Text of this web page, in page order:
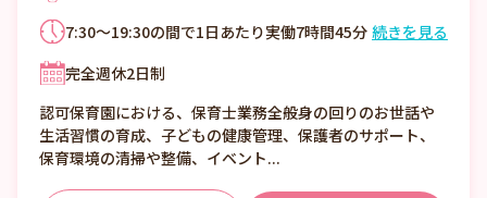
7:30～19:30の間で1日あたり実働7時間45分
単位の変形労働時間制 ※月平均実働157時間
～17:00 8:30～18:30ほか ■残業ほぼゼロ／
持ち帰りなし 【残業時間削減への取り組
み】 ・タブレットや保育システムを導入
し、保育のデジタル化を進めています。 ・複
続きを見る
完全週休2日制
認可保育園における、保育士業務全般身の回りのお世話や
生活習慣の育成、子どもの健康管理、保護者のサポート、
保育環境の清掃や整備、イベント...